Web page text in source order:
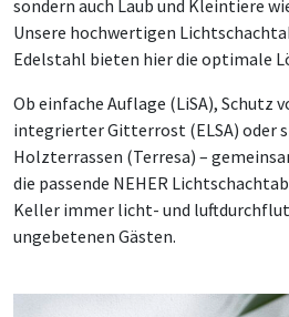
sondern auch Laub und Kleintiere
Unsere hochwertigen
Edelstahl bieten hier die optimale
Ob einfache Auflage (LiSA), Schutz
integrierter Gitterrost (ELSA) oder
Holzterrassen (Terresa) –
die passende NEHER
Keller immer licht- und
ungebetenen Gästen.